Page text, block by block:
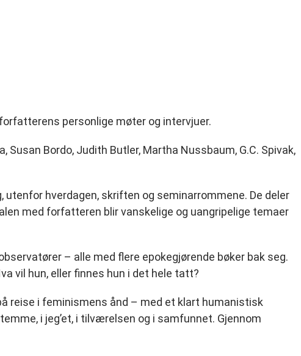
personlige møter og intervjuer.
Bordo, Judith Butler, Martha Nussbaum, G.C. Spivak,
hverdagen, skriften og seminarrommene. De deler
med forfatteren blir vanskelige og uangripelige temaer
– alle med flere epokegjørende bøker bak seg.
vil hun, eller finnes hun i det hele tatt?
reise i feminismens ånd – med et klart humanistisk
i jeg’et, i tilværelsen og i samfunnet. Gjennom